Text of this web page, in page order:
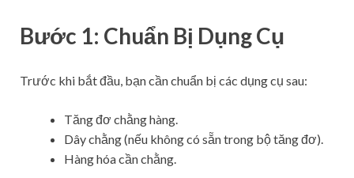
Bước 1: Chuẩn Bị Dụng Cụ
Trước khi bắt đầu, bạn cần chuẩn bị các dụng cụ sau:
Tăng đơ chằng hàng.
Dây chằng (nếu không có sẵn trong bộ tăng đơ).
Hàng hóa cần chằng.